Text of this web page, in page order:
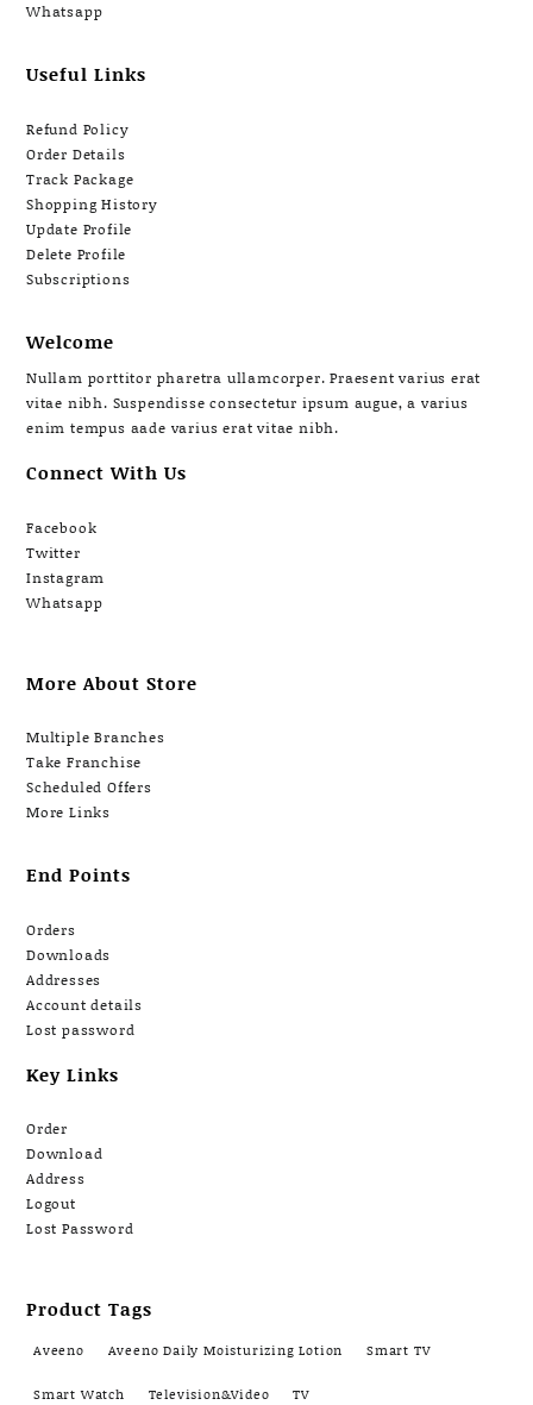
Whatsapp
Useful Links
Refund Policy
Order Details
Track Package
Shopping History
Update Profile
Delete Profile
Subscriptions
Welcome
Nullam porttitor pharetra ullamcorper. Praesent varius erat
vitae nibh. Suspendisse consectetur ipsum augue, a varius
enim tempus aade varius erat vitae nibh.
Connect With Us
Facebook
Twitter
Instagram
Whatsapp
More About Store
Multiple Branches
Take Franchise
Scheduled Offers
More Links
End Points
Orders
Downloads
Addresses
Account details
Lost password
Key Links
Order
Download
Address
Logout
Lost Password
Product Tags
Aveeno Aveeno Daily Moisturizing Lotion Smart TV
Smart Watch Television&Video TV